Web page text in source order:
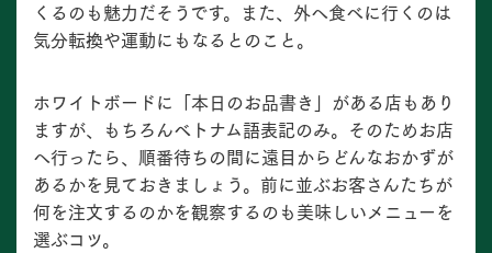
くるのも魅力だそうです。また、外へ食べに行くのは
気分転換や運動にもなるとのこと。
ホワイトボードに「本日のお品書き」がある店もあり
ますが、もちろんベトナム語表記のみ。そのためお店
へ行ったら、順番待ちの間に遠目からどんなおかずが
あるかを見ておきましょう。前に並ぶお客さんたちが
何を注文するのかを観察するのも美味しいメニューを
選ぶコツ。